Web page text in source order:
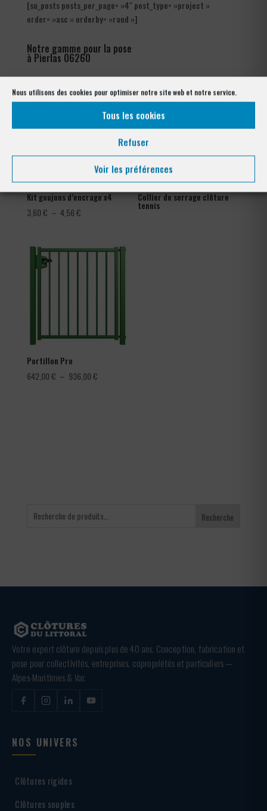
Nous utilisons des cookies pour optimiser notre site web et notre service.
Tous les cookies
Refuser
Voir les préférences
[su_posts posts_per_page= »4″ post_type= »project »
order= »asc » orderby= »rand »]
Notre gamme pour la pose
à Pierlas 06260
Kit goujons d’encrage x4
3,60€ – 4,56€Plage
3,60 €
Collier de serrage clôture
tennis
Portillon Pro
642,00€ – 936,00€Plage
Recherche
Votre expert clôture depuis plus de 40 ans. Conception, fabrication et
pose pour collectivités, entreprises, copropriétés et particuliers —
Alpes-Maritimes & Var.
NOS UNIVERS
Clôtures rigides
Clôtures souples